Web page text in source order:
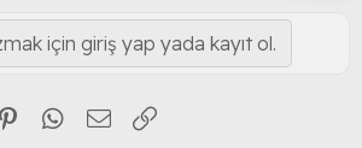
için giriş yap yada kayıt ol.
PinterestWhatsApp
E-posta